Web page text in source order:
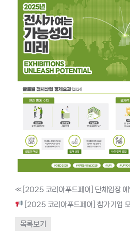
« [2025 코리아푸드페어] 단체입장
[2025 코리아푸드페어] 참가기업 모집 안내
목록보기